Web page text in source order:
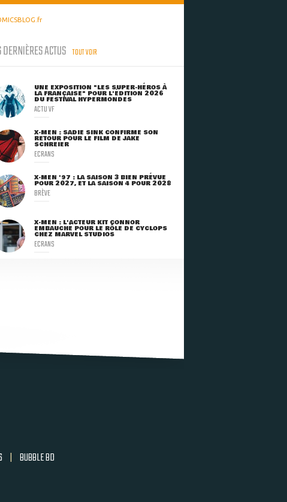
DERNIÈRES ACTUS TOUT VOIR
UNE EXPOSITION "LES SUPER-HÉROS À
LA FRANÇAISE" POUR L'ÉDITION 2026
DU FESTIVAL HYPERMONDES
ACTU VF
X-MEN : SADIE SINK CONFIRME SON
RETOUR POUR LE FILM DE JAKE
SCHREIER
ECRANS
X-MEN '97 : LA SAISON 3 BIEN PRÉVUE
POUR 2027, ET LA SAISON 4 POUR 2028
BRÈVE
X-MEN : L'ACTEUR KIT CONNOR
EMBAUCHÉ POUR LE RÔLE DE CYCLOPS
CHEZ MARVEL STUDIOS
ECRANS
| BUBBLE BD